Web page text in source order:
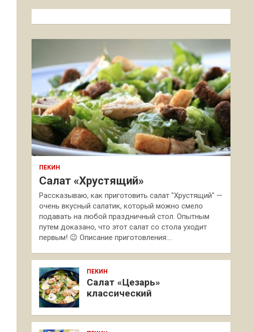
к
ПЕКИН
Салат «Хрустящий»
Рассказываю, как приготовить салат "Хрустящий" —
очень вкусный салатик, который можно смело
подавать на любой праздничный стол. Опытным
путем доказано, что этот салат со стола уходит
первым! 😉 Описание приготовления:…
ПЕКИН
Салат «Цезарь»
классический